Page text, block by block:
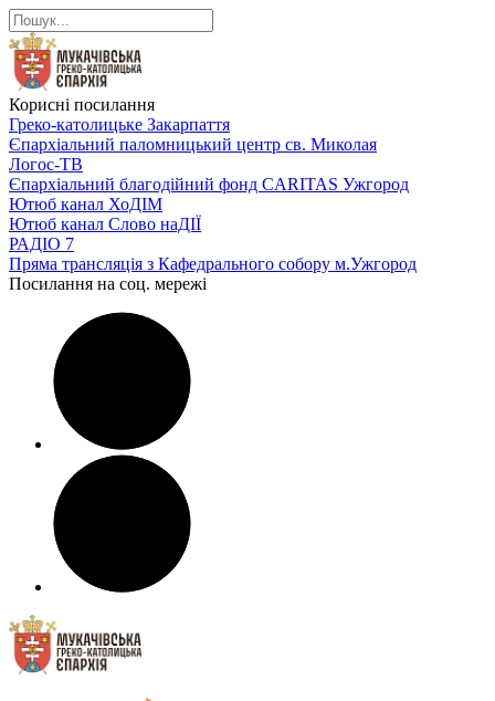
Корисні посилання
Греко-католицьке Закарпаття
Єпархіальний паломницький центр св. Миколая
Логос-ТВ
Єпархіальний благодійний фонд CARITAS Ужгород
Ютюб канал ХоДІМ
Ютюб канал Слово наДІЇ
РАДІО 7
Пряма трансляція з Кафедрального собору м.Ужгород
Посилання на соц. мережі